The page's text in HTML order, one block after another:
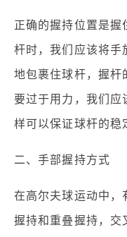
正确的握持位置是握
杆时，我们应该将手
地包裹住球杆，握杆
要过于用力，我们应
样可以保证球杆的稳
二、手部握持方式
在高尔夫球运动中，
握持和重叠握持，交